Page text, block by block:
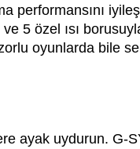
performansını
5 özel ısı
oyunlarda bile
ayak uydurun. G-